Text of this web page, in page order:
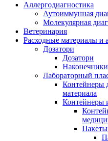
Аллергодиагностика
Аутоиммунная
Молекулярная
Ветеринария
Расходные материалы и
Дозатори
Дозатори
Наконечники
Лабораторный
Контейнеры
материала
Контейнеры
Пакеты